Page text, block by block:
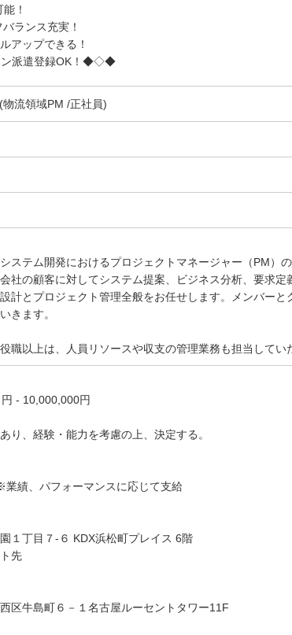
！
ランス充実！
アップできる！
ン派遣登録OK！◆◇◆
流領域PM /正社員)
ステム開発におけるプロジェクトマネージャー（PM）
社の顧客に対してシステム提案、ビジネス分析、要求
計とプロジェクト管理全般をお任せします。メンバー
きます。
職以上は、人員リソースや収支の管理業務も担当してい
- 10,000,000円
り、経験・能力を考慮の上、決定する。
業績、パフォーマンスに応じて支給
１丁目７-６ KDX浜松町プレイス 6階
先
区牛島町６－１名古屋ルーセントタワー11F